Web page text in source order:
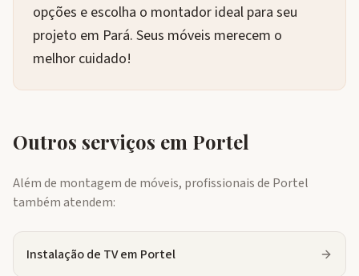
opções e escolha o montador ideal para seu
projeto em Pará. Seus móveis merecem o
melhor cuidado!
Outros serviços em Portel
Além de montagem de móveis, profissionais de Portel
também atendem:
Instalação de TVem Portel